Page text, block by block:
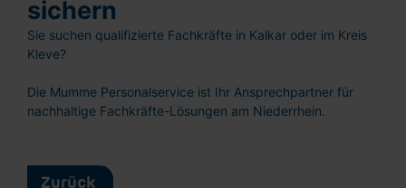
sichern
Sie suchen qualifizierte Fachkräfte in Kalkar oder im Kreis
Kleve?
Die Mumme Personalservice ist Ihr Ansprechpartner für
nachhaltige Fachkräfte-Lösungen am Niederrhein.
Zurück
Vorname